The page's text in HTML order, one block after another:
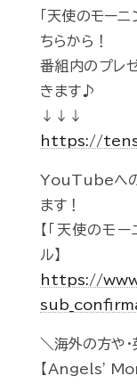
「天使のモー
ちらから！
番組内のプレ
きます♪
↓↓↓
https://
YouTubeへの
ます！
【「天使のモ
ル】
https://
＼海外の方や
【Angels'